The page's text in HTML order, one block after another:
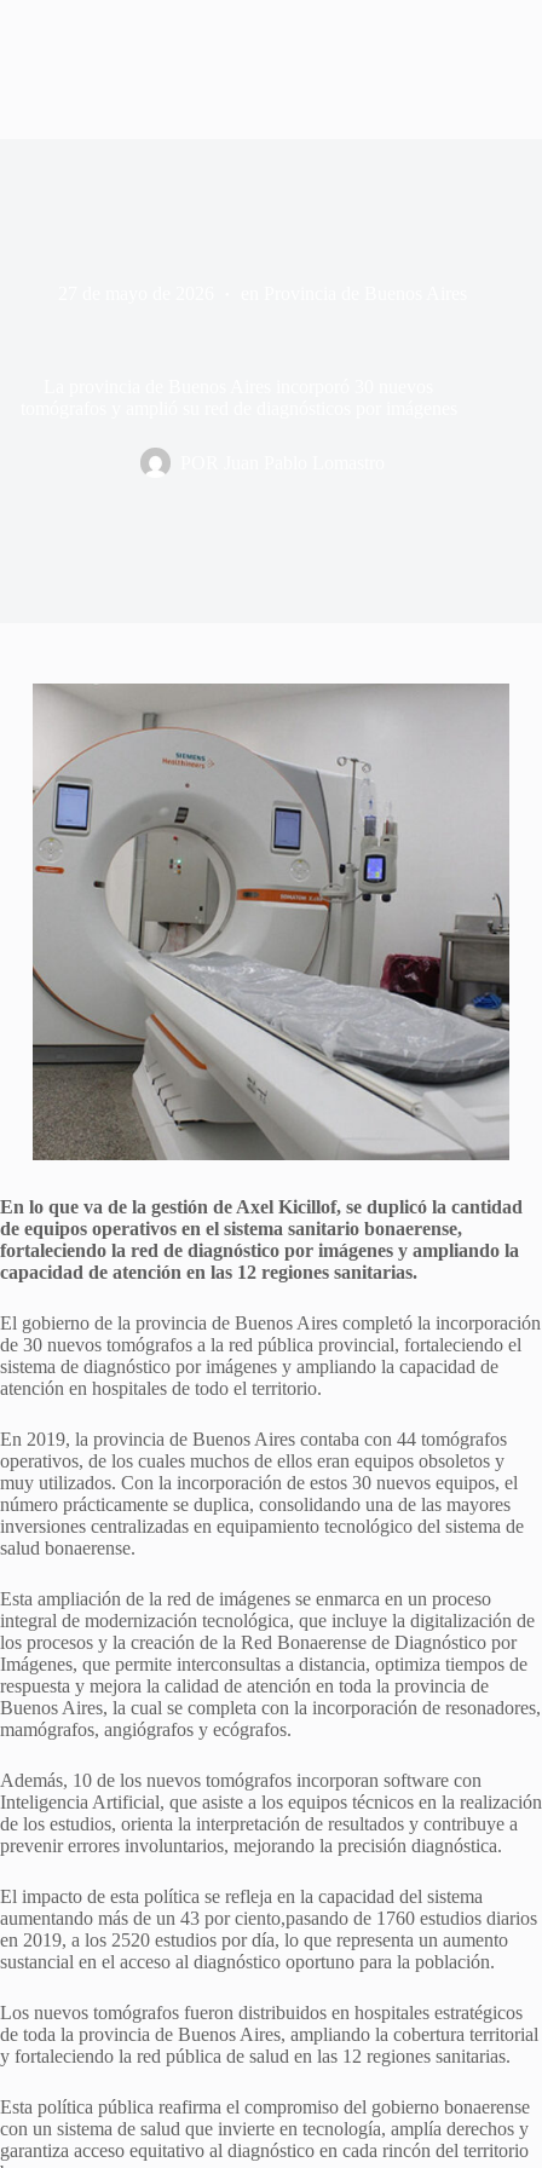
En lo que va de la gestión de Axel Kicillof, se duplicó la cantidad
de equipos operativos en el sistema sanitario bonaerense,
fortaleciendo la red de diagnóstico por imágenes y ampliando la
capacidad de atención en las 12 regiones sanitarias.
El gobierno de la provincia de Buenos Aires completó la incorporación
de 30 nuevos tomógrafos a la red pública provincial, fortaleciendo el
sistema de diagnóstico por imágenes y ampliando la capacidad de
atención en hospitales de todo el territorio.
En 2019, la provincia de Buenos Aires contaba con 44 tomógrafos
operativos, de los cuales muchos de ellos eran equipos obsoletos y
muy utilizados. Con la incorporación de estos 30 nuevos equipos, el
número prácticamente se duplica, consolidando una de las mayores
inversiones centralizadas en equipamiento tecnológico del sistema de
salud bonaerense.
Esta ampliación de la red de imágenes se enmarca en un proceso
integral de modernización tecnológica, que incluye la digitalización de
los procesos y la creación de la Red Bonaerense de Diagnóstico por
Imágenes, que permite interconsultas a distancia, optimiza tiempos de
respuesta y mejora la calidad de atención en toda la provincia de
Buenos Aires, la cual se completa con la incorporación de resonadores,
mamógrafos, angiógrafos y ecógrafos.
Además, 10 de los nuevos tomógrafos incorporan software con
Inteligencia Artificial, que asiste a los equipos técnicos en la realización
de los estudios, orienta la interpretación de resultados y contribuye a
prevenir errores involuntarios, mejorando la precisión diagnóstica.
El impacto de esta política se refleja en la capacidad del sistema
aumentando más de un 43 por ciento,pasando de 1760 estudios diarios
en 2019, a los 2520 estudios por día, lo que representa un aumento
sustancial en el acceso al diagnóstico oportuno para la población.
Los nuevos tomógrafos fueron distribuidos en hospitales estratégicos
de toda la provincia de Buenos Aires, ampliando la cobertura territorial
y fortaleciendo la red pública de salud en las 12 regiones sanitarias.
Esta política pública reafirma el compromiso del gobierno bonaerense
con un sistema de salud que invierte en tecnología, amplía derechos y
garantiza acceso equitativo al diagnóstico en cada rincón del territorio